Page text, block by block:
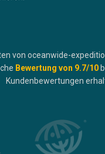
von oceanwide-
Bewertung von 9.7/10
Kundenbewertungen